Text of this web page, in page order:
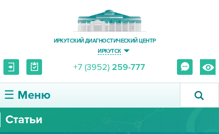
ИРКУТСКИЙ ДИАГНОСТИЧЕСКИЙ ЦЕНТР
ИРКУТСК
+7 (3952) 259-777
☰ Меню
О ЦЕНТРЕ
Статьи